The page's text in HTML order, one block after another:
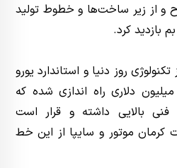
و از زیر ساخت‌ها و خطوط تولید
بازدید کرد.
روز دنیا و استاندارد یورو
6 و با سرمایه‌گذاری 5/3 میلیون دلاری راه اندازی شده که
فنی بالایی داشته و قرار است
کرمان موتور و سایپا از این خط